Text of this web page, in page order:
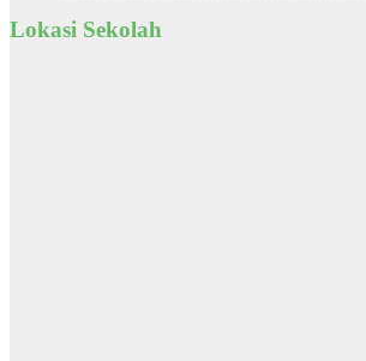
Lokasi Sekolah